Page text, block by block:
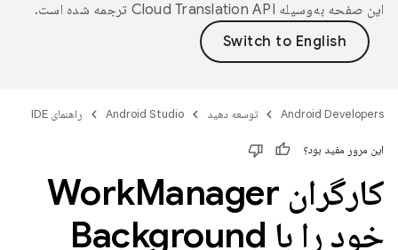
این صفحه به‌وسیله ترجمه شده است.
Android Developers توسعه دهید Android Studio راهنمای IDE
این مرور مفید بود؟
کارگران Work Manager
خود را با Background